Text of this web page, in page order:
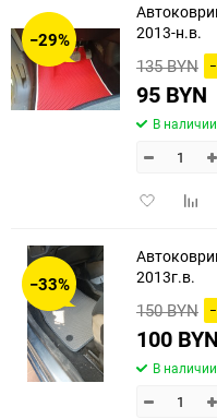
−29%
2013-н.в.
135 BYN
95 BYN
В наличии
Добавить
−33%
2013г.в.
150 BYN
100 BYN
В наличии